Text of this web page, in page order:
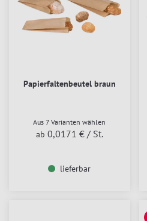
Papierfaltenbeutel braun
Aus 7 Varianten wählen
ab 0,0171 € / St.
lieferbar